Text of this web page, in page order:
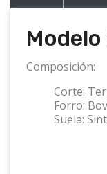
Composición:
Corte:
Forro:
Suela: